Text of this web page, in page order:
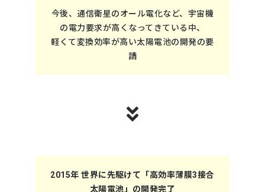
今後、通信衛星のオール電化など、宇宙機
の電力要求が高くなってきている中、
軽くて変換効率が高い太陽電池の開発の要
請
2015年 世界に先駆けて「高効率薄膜3接合
太陽電池」の開発完了